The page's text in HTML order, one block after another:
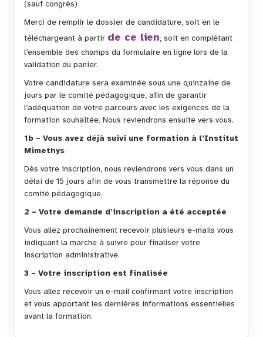
(sauf congrès)
Merci de remplir le dossier de candidature, soit en le
téléchargeant à partir de ce lien, soit en complétant
l’ensemble des champs du formulaire en ligne lors de la
validation du panier.
Votre candidature sera examinée sous une quinzaine de
jours par le comité pédagogique, afin de garantir
l’adéquation de votre parcours avec les exigences de la
formation souhaitée. Nous reviendrons ensuite vers vous.
1b – Vous avez déjà suivi une formation à l’Institut
Mimethys
Dès votre inscription, nous reviendrons vers vous dans un
délai de 15 jours afin de vous transmettre la réponse du
comité pédagogique.
2 – Votre demande d’inscription a été acceptée
Vous allez prochainement recevoir plusieurs e-mails vous
indiquant la marche à suivre pour finaliser votre
inscription administrative.
3 – Votre inscription est finalisée
Vous allez recevoir un e-mail confirmant votre inscription
et vous apportant les dernières informations essentielles
avant la formation.